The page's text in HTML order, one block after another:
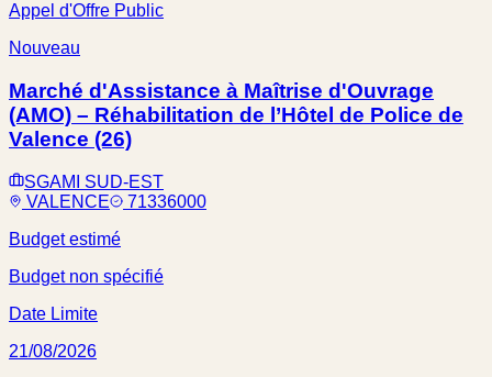
Appel d'Offre Public
Nouveau
Marché d'Assistance à Maîtrise d'Ouvrage
(AMO) – Réhabilitation de l’Hôtel de Police de
Valence (26)
SGAMI SUD-EST
VALENCE
71336000
Budget estimé
Budget non spécifié
Date Limite
21/08/2026